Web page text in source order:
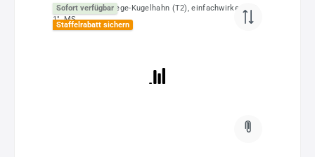
Sofort verfügbar
Staffelrabatt sichern